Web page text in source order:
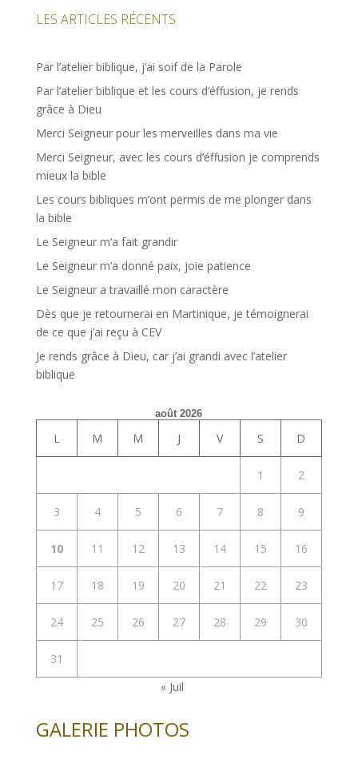
LES ARTICLES RÉCENTS
Par l’atelier biblique, j’ai soif de la Parole
Par l’atelier biblique et les cours d’éffusion, je rends
grâce à Dieu
Merci Seigneur pour les merveilles dans ma vie
Merci Seigneur, avec les cours d’éffusion je comprends
mieux la bible
Les cours bibliques m’ont permis de me plonger dans
la bible
Le Seigneur m’a fait grandir
Le Seigneur m’a donné paix, joie patience
Le Seigneur a travaillé mon caractère
Dès que je retournerai en Martinique, je témoignerai
de ce que j’ai reçu à CEV
Je rends grâce à Dieu, car j’ai grandi avec l’atelier
biblique
août 2026
L M M J V S D
1 2
3 4 5 6 7 8 9
10 11 12 13 14 15 16
17 18 19 20 21 22 23
24 25 26 27 28 29 30
31
« Juil
GALERIE PHOTOS